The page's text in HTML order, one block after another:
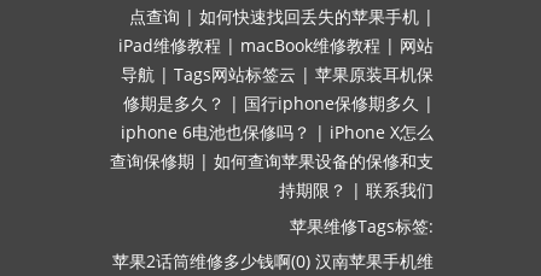
点查询 | 如何快速找回丢失的苹果手机 |
iPad维修教程 | macBook维修教程 | 网站
导航 | Tags网站标签云 | 苹果原装耳机保
修期是多久？ | 国行iphone保修期多久 |
iphone 6电池也保修吗？ | iPhone X怎么
查询保修期 | 如何查询苹果设备的保修和支
持期限？ | 联系我们
苹果维修Tags标签:
苹果2话筒维修多少钱啊(0) 汉南苹果手机维